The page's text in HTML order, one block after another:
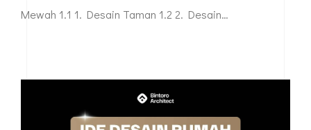
untuk Anda yang memiliki lahan terbatas. Berikut